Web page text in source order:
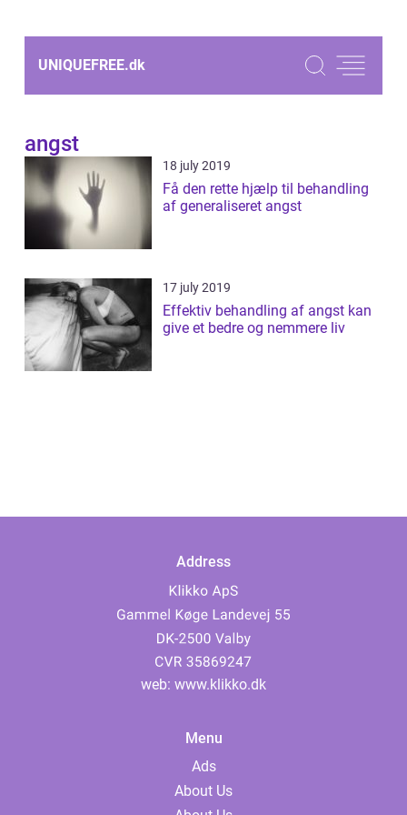
UNIQUEFREE.dk
angst
18 july 2019
Få den rette hjælp til behandling
af generaliseret angst
17 july 2019
Effektiv behandling af angst kan
give et bedre og nemmere liv
Address
web: www.klikko.dk
Menu
Ads
About Us